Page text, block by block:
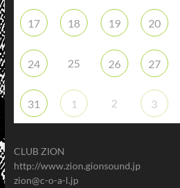
17 18 19 20
24 25 26 27
31 1 2 3
CLUB ZION
http://www.zion.gionsound.jp
zion@c-o-a-l.jp